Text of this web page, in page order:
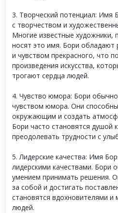
3. Творческий потенциал: Имя
с творчеством и
Многие известные художники,
носят это имя. Бори
и чувством прекрасного, что
произведения искусства,
трогают сердца людей.
4. Чувство юмора: Бори
чувством юмора. Они
окружающим и создать
Бори часто становятся душой
преодолевать трудности с
5. Лидерские качества: Имя
лидерскими качествами. Бори
умением принимать решения.
за собой и достигать
становятся вдохновителями и
людей.